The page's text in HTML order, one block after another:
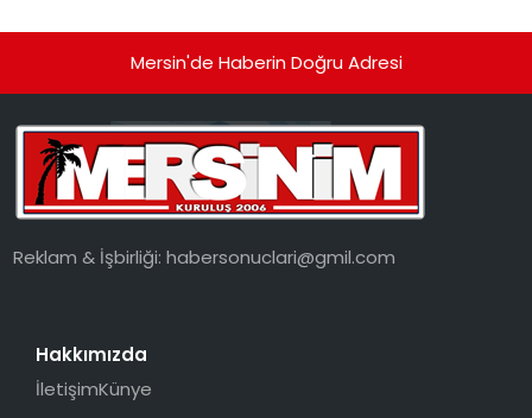
Mersin'de Haberin Doğru Adresi
Reklam & İşbirliği:habersonuclari@gmil.com
Hakkımızda
İletişimKünye